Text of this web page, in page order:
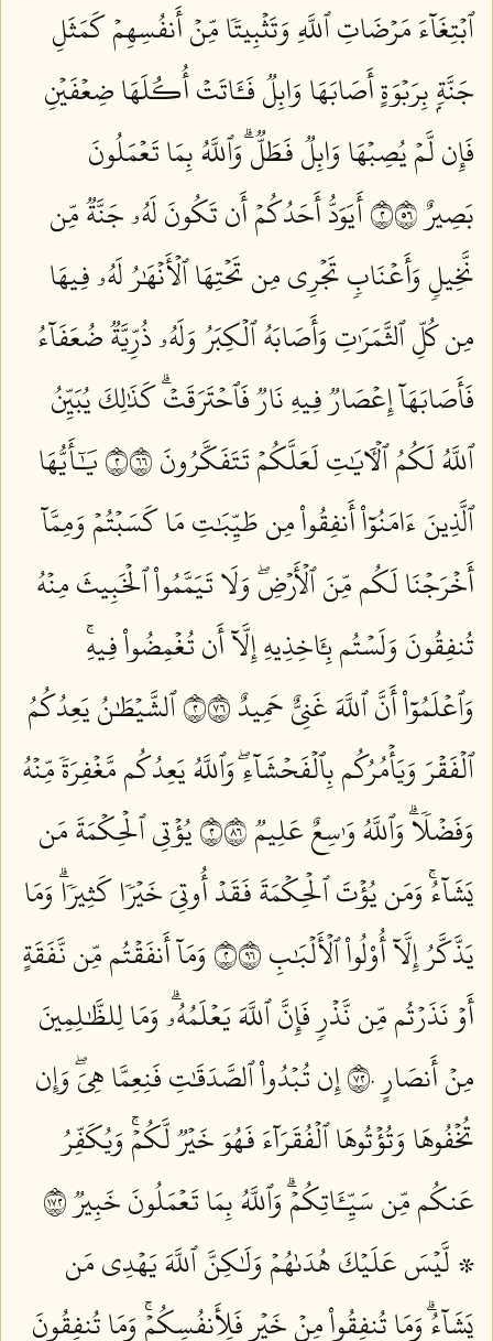
ٱبۡتِغَآءَ مَرۡضَاتِ ٱللَّهِ وَتَثۡبِيتٗا مِّنۡ أَنفُسِهِمۡ كَمَثَلِ
جَنَّةِۭ بِرَبۡوَةٍ أَصَابَهَا وَابِلٞ فَـَٔاتَتۡ أُكُلَهَا ضِعۡفَيۡنِ
فَإِن لَّمۡ يُصِبۡهَا وَابِلٞ فَطَلّٞۗ وَٱللَّهُ بِمَا تَعۡمَلُونَ
بَصِيرٌ ٢٦٥
أَيَوَدُّ أَحَدُكُمۡ أَن تَكُونَ لَهُۥ جَنَّةٞ مِّن
نَّخِيلٖ وَأَعۡنَابٖ تَجۡرِي مِن تَحۡتِهَا ٱلۡأَنۡهَٰرُ لَهُۥ فِيهَا
مِن كُلِّ ٱلثَّمَرَٰتِ وَأَصَابَهُ ٱلۡكِبَرُ وَلَهُۥ ذُرِّيَّةٞ ضُعَفَآءُ
فَأَصَابَهَآ إِعۡصَارٞ فِيهِ نَارٞ فَٱحۡتَرَقَتۡۗ كَذَٰلِكَ يُبَيِّنُ
ٱللَّهُ لَكُمُ ٱلۡأٓيَٰتِ لَعَلَّكُمۡ تَتَفَكَّرُونَ ٢٦٦
يَٰٓأَيُّهَا
ٱلَّذِينَ ءَامَنُوٓاْ أَنفِقُواْ مِن طَيِّبَٰتِ مَا كَسَبۡتُمۡ وَمِمَّآ
أَخۡرَجۡنَا لَكُم مِّنَ ٱلۡأَرۡضِۖ وَلَا تَيَمَّمُواْ ٱلۡخَبِيثَ مِنۡهُ
تُنفِقُونَ وَلَسۡتُم بِـَٔاخِذِيهِ إِلَّآ أَن تُغۡمِضُواْ فِيهِۚ
وَٱعۡلَمُوٓاْ أَنَّ ٱللَّهَ غَنِيٌّ حَمِيدٌ ٢٦٧
ٱلشَّيۡطَٰنُ يَعِدُكُمُ
ٱلۡفَقۡرَ وَيَأۡمُرُكُم بِٱلۡفَحۡشَآءِۖ وَٱللَّهُ يَعِدُكُم مَّغۡفِرَةٗ مِّنۡهُ
وَفَضۡلٗاۗ وَٱللَّهُ وَٰسِعٌ عَلِيمٞ ٢٦٨
يُؤۡتِي ٱلۡحِكۡمَةَ مَن
يَشَآءُۚ وَمَن يُؤۡتَ ٱلۡحِكۡمَةَ فَقَدۡ أُوتِيَ خَيۡرٗا كَثِيرٗاۗ وَمَا
يَذَّكَّرُ إِلَّآ أُوْلُواْ ٱلۡأَلۡبَٰبِ ٢٦٩
وَمَآ أَنفَقۡتُم مِّن نَّفَقَةٍ
أَوۡ نَذَرۡتُم مِّن نَّذۡرٖ فَإِنَّ ٱللَّهَ يَعۡلَمُهُۥۗ وَمَا لِلظَّٰلِمِينَ
مِنۡ أَنصَارٍ ٢٧٠
إِن تُبۡدُواْ ٱلصَّدَقَٰتِ فَنِعِمَّا هِيَۖ وَإِن
تُخۡفُوهَا وَتُؤۡتُوهَا ٱلۡفُقَرَآءَ فَهُوَ خَيۡرٞ لَّكُمۡۚ وَيُكَفِّرُ
عَنكُم مِّن سَيِّـَٔاتِكُمۡۗ وَٱللَّهُ بِمَا تَعۡمَلُونَ خَبِيرٞ ٢٧١
۞ لَّيۡسَ عَلَيۡكَ هُدَىٰهُمۡ وَلَٰكِنَّ ٱللَّهَ يَهۡدِي مَن
يَشَآءُۗ وَمَا تُنفِقُواْ مِنۡ خَيۡرٖ فَلِأَنفُسِكُمۡۚ وَمَا تُنفِقُونَ